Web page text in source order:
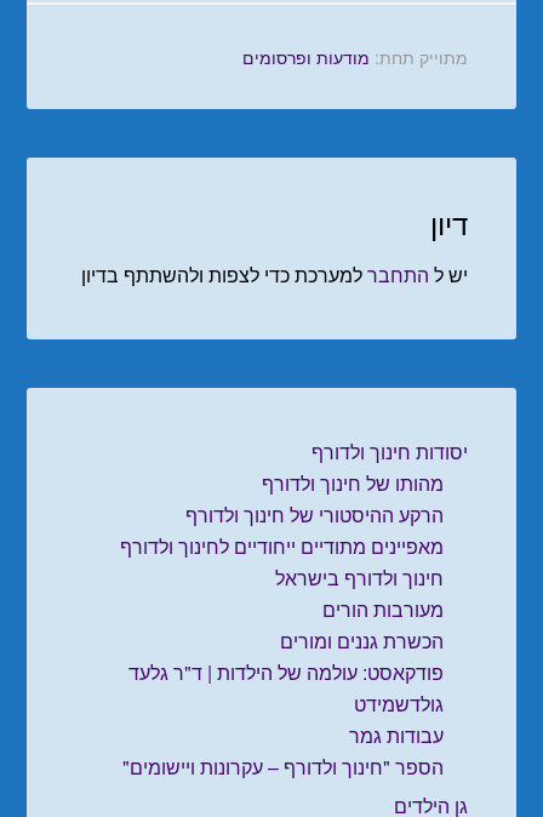
מתוייק תחת: מודעות ופרסומים
דיון
יש ל התחברלמערכת כדי לצפות ולהשתתף בדיון
יסודות חינוך ולדורף
מהותו של חינוך ולדורף
הרקע ההיסטורי של חינוך ולדורף
מאפיינים מתודיים ייחודיים לחינוך ולדורף
חינוך ולדורף בישראל
מעורבות הורים
הכשרת גננים ומורים
פודקאסט: עולמה של הילדות | ד"ר גלעד
גולדשמידט
עבודות גמר
הספר "חינוך ולדורף – עקרונות ויישומים"
גן הילדים